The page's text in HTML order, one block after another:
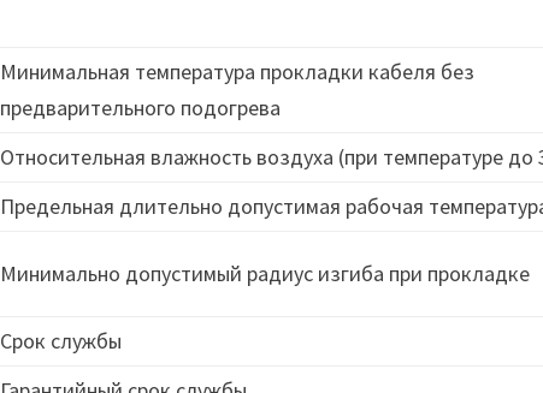
Минимальная температура прокладки кабеля без
предварительного подогрева
Относительная влажность воздуха (при температуре до
Предельная длительно допустимая рабочая
Минимально допустимый радиус изгиба при прокладке
Срок службы